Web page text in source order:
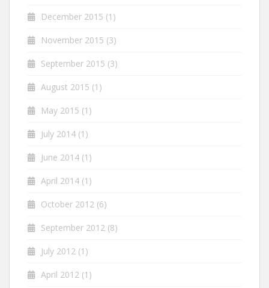
December 2015 (1)
November 2015 (3)
September 2015 (3)
August 2015 (1)
May 2015 (1)
July 2014 (1)
June 2014 (1)
April 2014 (1)
October 2012 (6)
September 2012 (8)
July 2012 (1)
April 2012 (1)